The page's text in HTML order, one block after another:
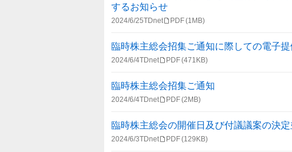
するお知らせ
2024/6/25TDnet PDF(1MB)
臨時株主総会招集ご通知に際しての電子
2024/6/4TDnet PDF(471KB)
臨時株主総会招集ご通知
2024/6/4TDnet PDF(2MB)
臨時株主総会の開催日及び付議議案の決
2024/6/3TDnet PDF(129KB)